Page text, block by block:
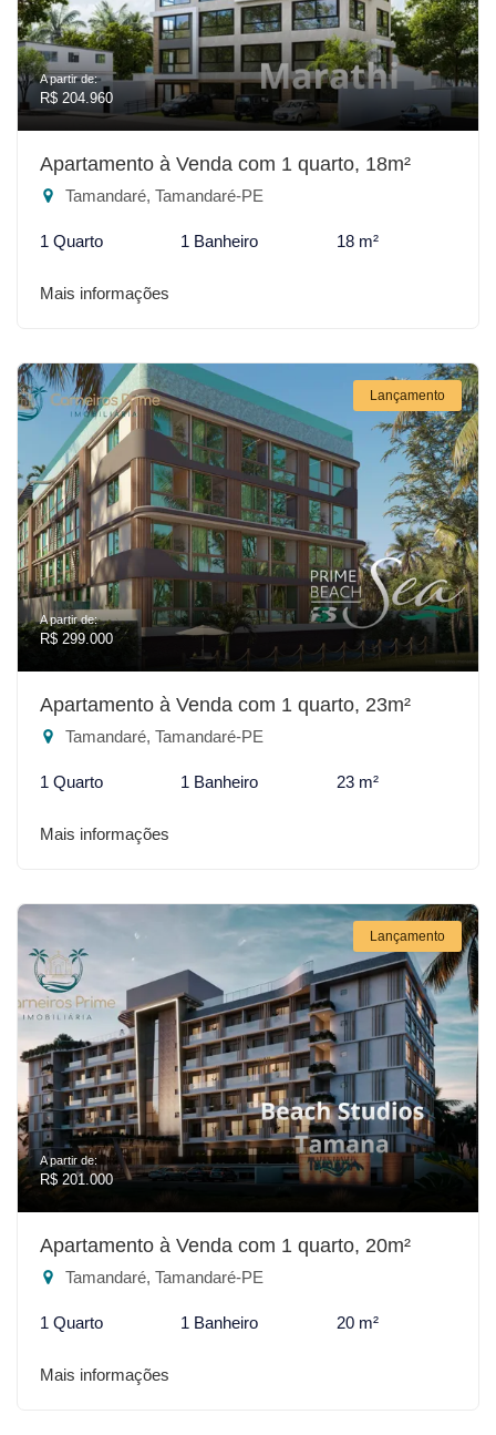
A partir de:
R$ 204.960
Apartamento à Venda com 1 quarto, 18m²
Tamandaré, Tamandaré-PE
1 Quarto 1 Banheiro 18 m²
Mais informações
Lançamento
A partir de:
R$ 299.000
Apartamento à Venda com 1 quarto, 23m²
Tamandaré, Tamandaré-PE
1 Quarto 1 Banheiro 23 m²
Mais informações
Lançamento
A partir de:
R$ 201.000
Apartamento à Venda com 1 quarto, 20m²
Tamandaré, Tamandaré-PE
1 Quarto 1 Banheiro 20 m²
Mais informações